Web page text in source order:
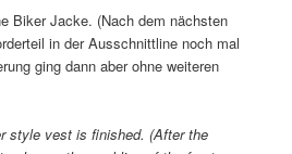
Biker Jacke. (Nach dem nächsten
in der Ausschnittline noch mal
ging dann aber ohne weiteren
style vest is finished. (After the